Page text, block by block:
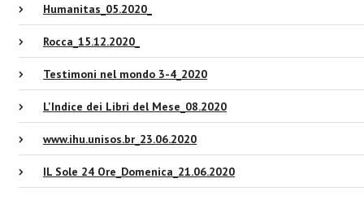
Humanitas_05.2020_
Rocca_15.12.2020_
Testimoni nel mondo 3-4_2020
L'Indice dei Libri del Mese_08.2020
www.ihu.unisos.br_23.06.2020
IL Sole 24 Ore_Domenica_21.06.2020